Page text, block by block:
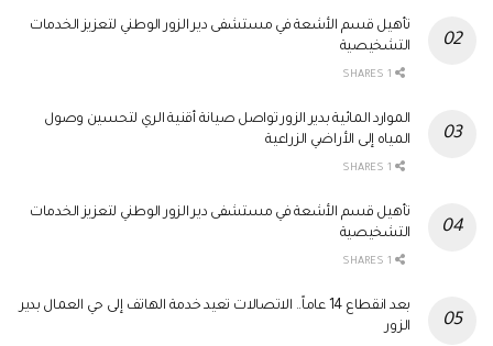
تأهيل قسم الأشعة في مستشفى دير الزور الوطني لتعزيز الخدمات
التشخيصية
الموارد المائية بدير الزور تواصل صيانة أقنية الري لتحسين وصول
المياه إلى الأراضي الزراعية
تأهيل قسم الأشعة في مستشفى دير الزور الوطني لتعزيز الخدمات
التشخيصية
بعد انقطاع 14 عاماً.. الاتصالات تعيد خدمة الهاتف إلى حي العمال بدير
الزور